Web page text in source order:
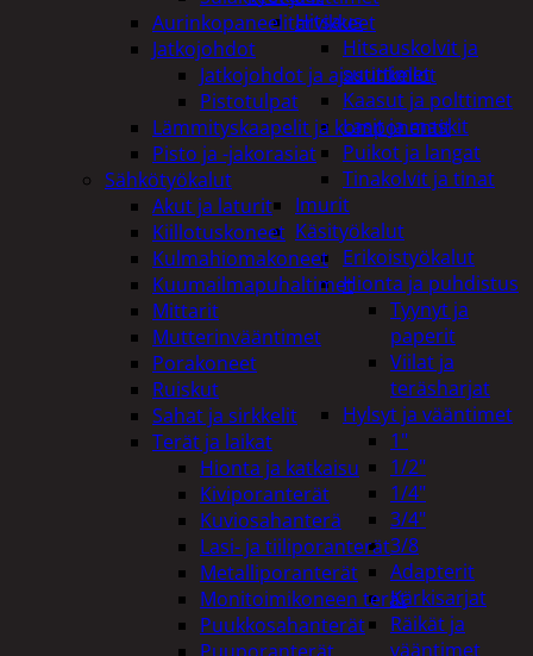
Hitsaus
Hitsauskolvit ja
suuttimet
Kaasut ja polttimet
Lasit ja maskit
Puikot ja langat
Tinakolvit ja tinat
Imurit
Käsityökalut
Erikoistyökalut
Hionta ja puhdistus
Tyynyt ja
paperit
Viilat ja
teräsharjat
Hylsyt ja vääntimet
1"
1/2"
1/4"
3/4"
3/8
Adapterit
Kärkisarjat
Räikät ja
vääntimet
Aurinkopaneelitarvikkeet
Jatkojohdot
Jatkojohdot ja ajastinkellot
Pistotulpat
Lämmityskaapelit ja komponentit
Pisto ja -jakorasiat
Sähkötyökalut
Akut ja laturit
Kiillotuskoneet
Kulmahiomakoneet
Kuumailmapuhaltimet
Mittarit
Mutterinvääntimet
Porakoneet
Ruiskut
Sahat ja sirkkelit
Terät ja laikat
Hionta ja katkaisu
Kiviporanterät
Kuviosahanterä
Lasi- ja tiiliporanterät
Metalliporanterät
Monitoimikoneen terät
Puukkosahanterät